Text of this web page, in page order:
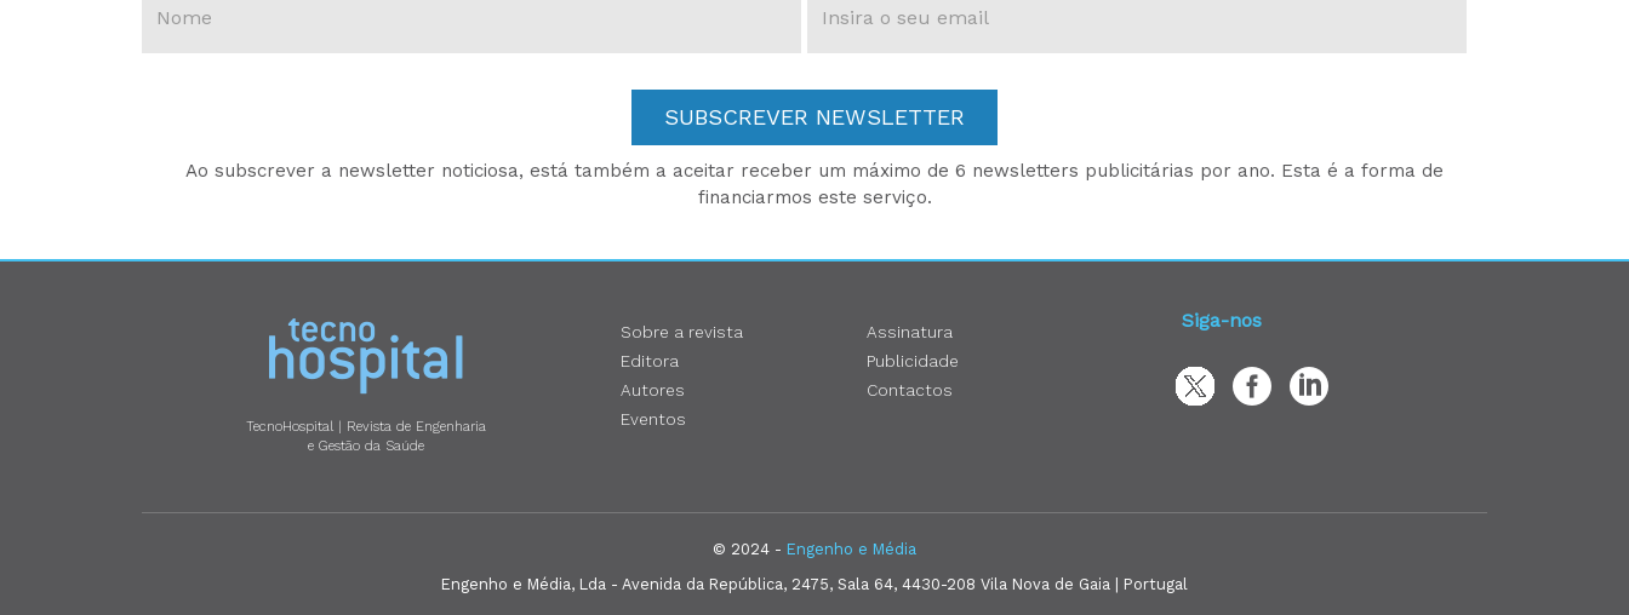
SUBSCREVER NEWSLETTER
Ao subscrever a newsletter noticiosa, está também a aceitar receber um máximo de 6 newsletters publicitárias por ano. Esta é a forma de
financiarmos este serviço.
TecnoHospital | Revista de Engenharia
e Gestão da Saúde
Sobre a revista
Editora
Autores
Eventos
Assinatura
Publicidade
Contactos
Siga-nos
© 2024 - Engenho e Média
Engenho e Média, Lda - Avenida da República, 2475, Sala 64, 4430-208 Vila Nova de Gaia | Portugal